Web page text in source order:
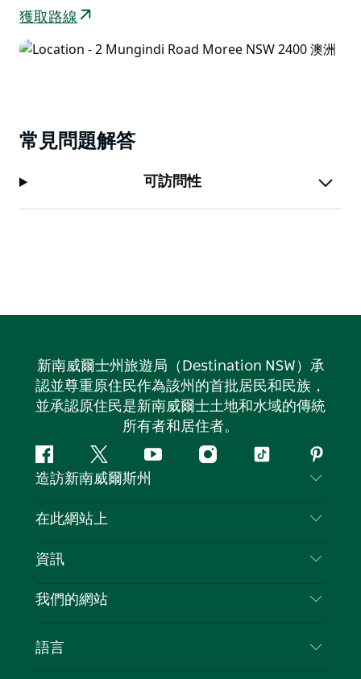
獲取路線
常見問題解答
可訪問性
新南威爾士州旅遊局（Destination NSW）承
認並尊重原住民作為該州的首批居民和民族，
並承認原住民是新南威爾士土地和水域的傳統
所有者和居住者。
Facebook嘰
嘰
喳
Youtube Instagram
抖
造訪新南威爾斯州
聯絡我們
隱私
Cookie 通知
在此網站上
目的地
新南威爾士州公路旅行
活動
資訊
旅行資訊
新南威爾士州的商業
我們的網站
語言